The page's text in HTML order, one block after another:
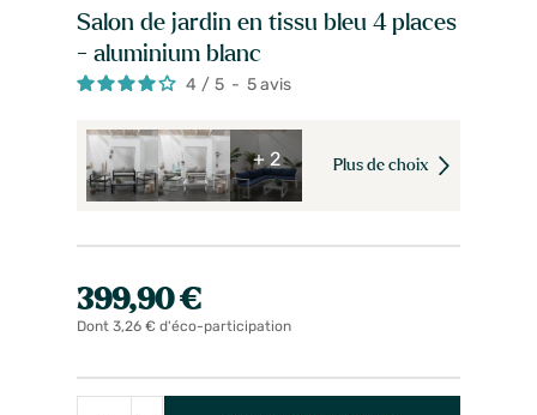
Salon de jardin en tissu bleu 4 places
- aluminium blanc
4 / 5 - 5avis
+ 2 Plus de choix
399,90 €
Dont 3,26 € d'éco-participation